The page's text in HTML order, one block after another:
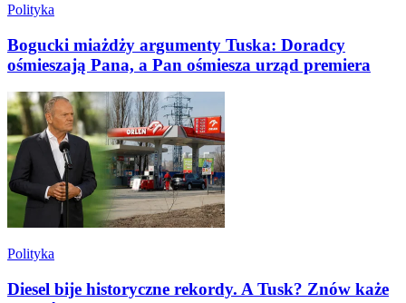
Polityka
Bogucki miażdży argumenty Tuska: Doradcy
ośmieszają Pana, a Pan ośmiesza urząd premiera
Polityka
Diesel bije historyczne rekordy. A Tusk? Znów każe